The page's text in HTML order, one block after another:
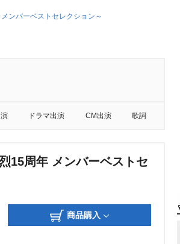
ンバーベストセレクション～
ドラマ出演 CM出演 歌詞
15周年 メンバーベストセ
商品購入